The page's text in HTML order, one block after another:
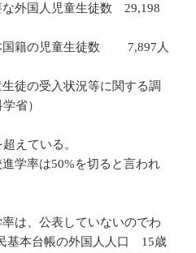
外国人児童生徒数 29,198
国籍の児童生徒数 7,897人
生徒の受入状況等に関する調
省）
えている。
学率は50%を切ると言われ
は、公表していないのでわ
基本台帳の外国人人口 15歳